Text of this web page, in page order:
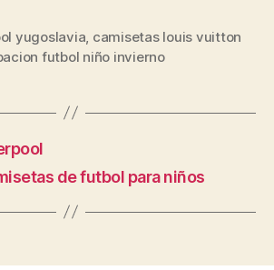
yugoslavia camisetas louis vuitton
futbol niño invierno
de futbol para niños